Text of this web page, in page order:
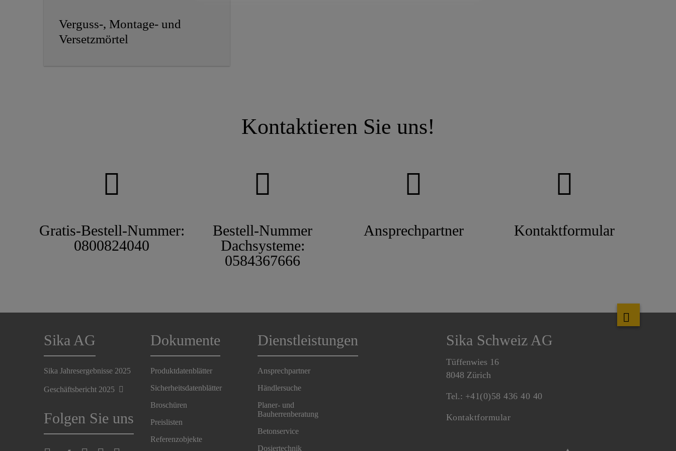
Verguss-, Montage- und
Versetzmörtel
Kontaktieren Sie uns!
Gratis-Bestell-Nummer:
0800824040
Bestell-Nummer
Dachsysteme:
0584367666
Ansprechpartner Kontaktformular
Sika AG
Sika Jahresergebnisse 2025
Geschäftsbericht 2025
Folgen Sie uns
Dokumente
Produktdatenblätter
Sicherheitsdatenblätter
Broschüren
Preislisten
Referenzobjekte
Dienstleistungen
Ansprechpartner
Händlersuche
Planer- und
Bauherrenberatung
Betonservice
Dosiertechnik
Sika Schweiz AG
Tüffenwies 16
8048 Zürich
Tel.: +41(0)58 436 40 40
Kontaktformular